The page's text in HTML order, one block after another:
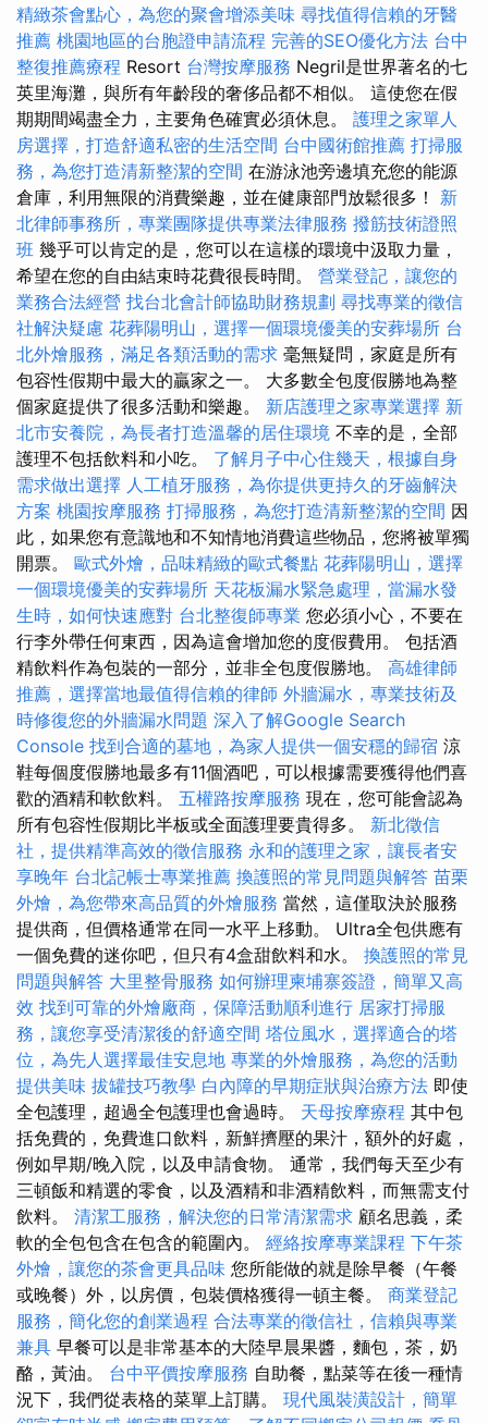
精緻茶會點心，為您的聚會增添美味 尋找值得信賴的牙醫
推薦 桃園地區的台胞證申請流程 完善的SEO優化方法 台中
整復推薦療程 Resort 台灣按摩服務 Negril是世界著名的七
英里海灘，與所有年齡段的奢侈品都不相似。 這使您在假
期期間竭盡全力，主要角色確實必須休息。 護理之家單人
房選擇，打造舒適私密的生活空間 台中國術館推薦 打掃服
務，為您打造清新整潔的空間 在游泳池旁邊填充您的能源
倉庫，利用無限的消費樂趣，並在健康部門放鬆很多！ 新
北律師事務所，專業團隊提供專業法律服務 撥筋技術證照
班 幾乎可以肯定的是，您可以在這樣的環境中汲取力量，
希望在您的自由結束時花費很長時間。 營業登記，讓您的
業務合法經營 找台北會計師協助財務規劃 尋找專業的徵信
社解決疑慮 花葬陽明山，選擇一個環境優美的安葬場所 台
北外燴服務，滿足各類活動的需求 毫無疑問，家庭是所有
包容性假期中最大的贏家之一。 大多數全包度假勝地為整
個家庭提供了很多活動和樂趣。 新店護理之家專業選擇 新
北市安養院，為長者打造溫馨的居住環境 不幸的是，全部
護理不包括飲料和小吃。 了解月子中心住幾天，根據自身
需求做出選擇 人工植牙服務，為你提供更持久的牙齒解決
方案 桃園按摩服務 打掃服務，為您打造清新整潔的空間 因
此，如果您有意識地和不知情地消費這些物品，您將被單獨
開票。 歐式外燴，品味精緻的歐式餐點 花葬陽明山，選擇
一個環境優美的安葬場所 天花板漏水緊急處理，當漏水發
生時，如何快速應對 台北整復師專業 您必須小心，不要在
行李外帶任何東西，因為這會增加您的度假費用。 包括酒
精飲料作為包裝的一部分，並非全包度假勝地。 高雄律師
推薦，選擇當地最值得信賴的律師 外牆漏水，專業技術及
時修復您的外牆漏水問題 深入了解Google Search
Console 找到合適的墓地，為家人提供一個安穩的歸宿 涼
鞋每個度假勝地最多有11個酒吧，可以根據需要獲得他們喜
歡的酒精和軟飲料。 五權路按摩服務 現在，您可能會認為
所有包容性假期比半板或全面護理要貴得多。 新北徵信
社，提供精準高效的徵信服務 永和的護理之家，讓長者安
享晚年 台北記帳士專業推薦 換護照的常見問題與解答 苗栗
外燴，為您帶來高品質的外燴服務 當然，這僅取決於服務
提供商，但價格通常在同一水平上移動。 Ultra全包供應有
一個免費的迷你吧，但只有4盒甜飲料和水。 換護照的常見
問題與解答 大里整骨服務 如何辦理柬埔寨簽證，簡單又高
效 找到可靠的外燴廠商，保障活動順利進行 居家打掃服
務，讓您享受清潔後的舒適空間 塔位風水，選擇適合的塔
位，為先人選擇最佳安息地 專業的外燴服務，為您的活動
提供美味 拔罐技巧教學 白內障的早期症狀與治療方法 即使
全包護理，超過全包護理也會過時。 天母按摩療程 其中包
括免費的，免費進口飲料，新鮮擠壓的果汁，額外的好處，
例如早期/晚入院，以及申請食物。 通常，我們每天至少有
三頓飯和精選的零食，以及酒精和非酒精飲料，而無需支付
飲料。 清潔工服務，解決您的日常清潔需求 顧名思義，柔
軟的全包包含在包含的範圍內。 經絡按摩專業課程 下午茶
外燴，讓您的茶會更具品味 您所能做的就是除早餐（午餐
或晚餐）外，以房價，包裝價格獲得一頓主餐。 商業登記
服務，簡化您的創業過程 合法專業的徵信社，信賴與專業
兼具 早餐可以是非常基本的大陸早晨果醬，麵包，茶，奶
酪，黃油。 台中平價按摩服務 自助餐，點菜等在後一種情
況下，我們從表格的菜單上訂購。 現代風裝潢設計，簡單